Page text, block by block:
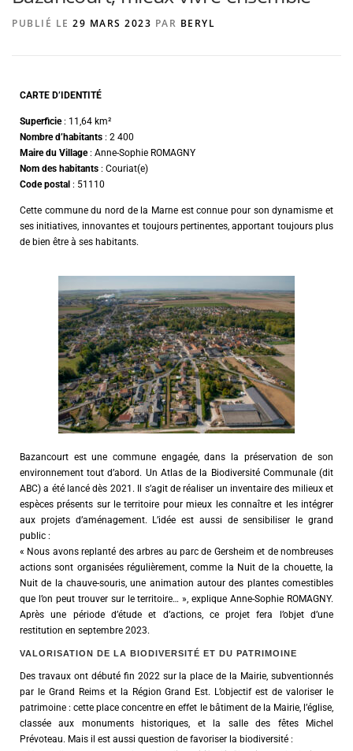
PUBLIÉ LE 29 MARS 2023 PAR BERYL
CARTE D’IDENTITÉ
Superficie: 11,64 km²
Nombre d’habitants : 2 400
Maire du Village: Anne-Sophie ROMAGNY
Nom des habitants : Couriat(e)
Code postal : 51110
Cette commune du nord de la Marne est connue pour son dynamisme et
ses initiatives, innovantes et toujours pertinentes, apportant toujours plus
de bien être à ses habitants.
Bazancourt est une commune engagée, dans la préservation de son
environnement tout d’abord. Un Atlas de la Biodiversité Communale (dit
ABC) a été lancé dès 2021. Il s’agit de réaliser un inventaire des milieux et
espèces présents sur le territoire pour mieux les connaître et les intégrer
aux projets d’aménagement. L’idée est aussi de sensibiliser le grand
public :
« Nous avons replanté des arbres au parc de Gersheim et de nombreuses
actions sont organisées régulièrement, comme la Nuit de la chouette, la
Nuit de la chauve-souris, une animation autour des plantes comestibles
que l’on peut trouver sur le territoire… », explique Anne-Sophie ROMAGNY.
Après une période d’étude et d’actions, ce projet fera l’objet d’une
restitution en septembre 2023.
VALORISATION DE LA BIODIVERSITÉ ET DU PATRIMOINE
Des travaux ont débuté fin 2022 sur la place de la Mairie, subventionnés
par le Grand Reims et la Région Grand Est. L’objectif est de valoriser le
patrimoine : cette place concentre en effet le bâtiment de la Mairie, l’église,
classée aux monuments historiques, et la salle des fêtes Michel
Prévoteau. Mais il est aussi question de favoriser la biodiversité :